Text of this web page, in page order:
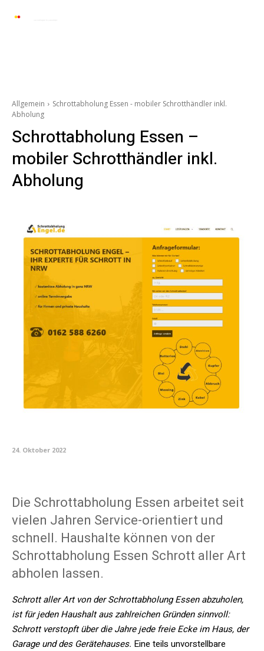
Allgemein
Schrottabholung Essen - mobiler Schrotthändler inkl.
Abholung
Schrottabholung Essen –
mobiler Schrotthändler inkl.
Abholung
24. Oktober 2022
Die Schrottabholung Essen arbeitet seit
vielen Jahren Service-orientiert und
schnell. Haushalte können von der
Schrottabholung Essen Schrott aller Art
abholen lassen.
Schrott aller Art von der Schrottabholung Essen abzuholen,
ist für jeden Haushalt aus zahlreichen Gründen sinnvoll:
Schrott verstopft über die Jahre jede freie Ecke im Haus, der
Garage und des Gerätehauses. Eine teils unvorstellbare